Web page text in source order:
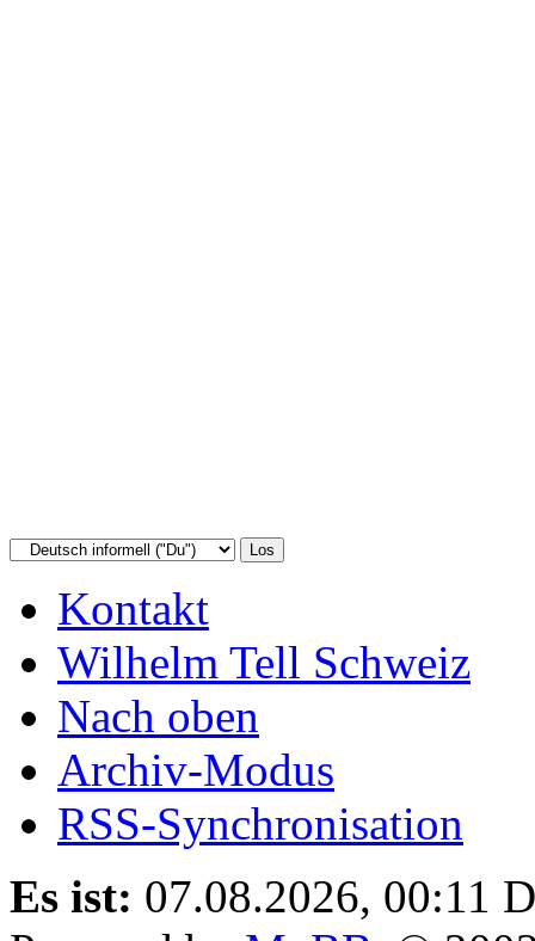
Kontakt
Wilhelm Tell Schweiz
Nach oben
Archiv-Modus
RSS-Synchronisation
Es ist: 07.08.2026, 00:11